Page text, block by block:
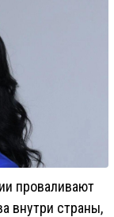
проваливают
внутри страны,